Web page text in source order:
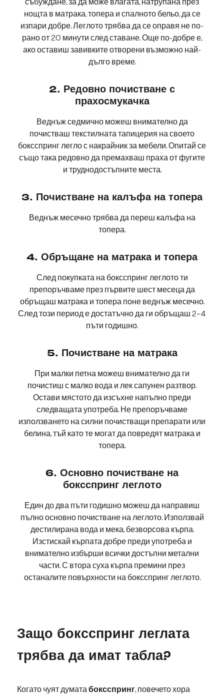
събуждане, за да може влагата, натрупана през
нощта в матрака, топера и спалното бельо, да се
изпари добре. Леглото трябва да се оправя не по-
рано от 20 минути след ставане. Още по-добре е,
ако оставиш завивките отворени възможно най-
дълго време.
2. Редовно почистване с
прахосмукачка
Веднъж седмично можеш внимателно да
почистваш текстилната тапицерия на своето
боксспринг легло с накрайник за мебели. Опитай се
също така редовно да премахваш праха от фугите
и труднодостъпните места.
3. Почистване на калъфа на топера
Веднъж месечно трябва да переш калъфа на
топера.
4. Обръщане на матрака и топера
След покупката на боксспринг леглото ти
препоръчваме през първите шест месеца да
обръщаш матрака и топера поне веднъж месечно.
След този период е достатъчно да ги обръщаш 2–4
пъти годишно.
5. Почистване на матрака
При малки петна можеш внимателно да ги
почистиш с малко вода и лек сапунен разтвор.
Остави мястото да изсъхне напълно преди
следващата употреба. Не препоръчваме
използването на силни почистващи препарати или
белина, тъй като те могат да повредят матрака и
топера.
6. Основно почистване на
боксспринг леглото
Един до два пъти годишно можеш да направиш
пълно основно почистване на леглото. Използвай
дестилирана вода и мека, безворсова кърпа.
Изстискай кърпата добре преди употреба и
внимателно избърши всички достъпни метални
части. С втора суха кърпа премини през
останалите повърхности на боксспринг леглото.
Защо боксспринг леглата
трябва да имат табла?
Когато чуят думатабоксспринг, повечето хора